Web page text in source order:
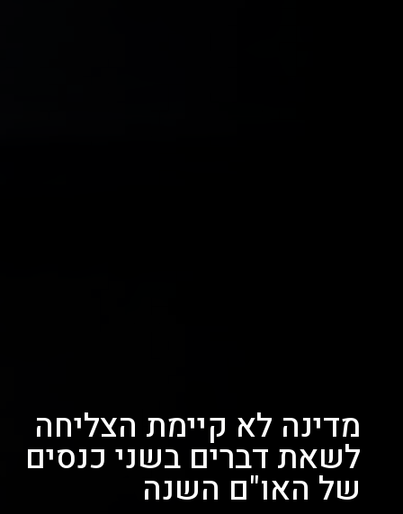
מדינה לא קיימת הצליחה
לשאת דברים בשני כנסים
של האו"ם השנה